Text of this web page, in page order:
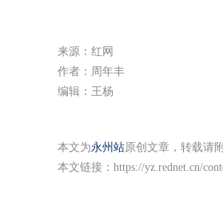
来源：红网
作者：周年丰
编辑：王杨
本文为永州站原创文章，转载请
本文链接： https://yz.rednet.cn/